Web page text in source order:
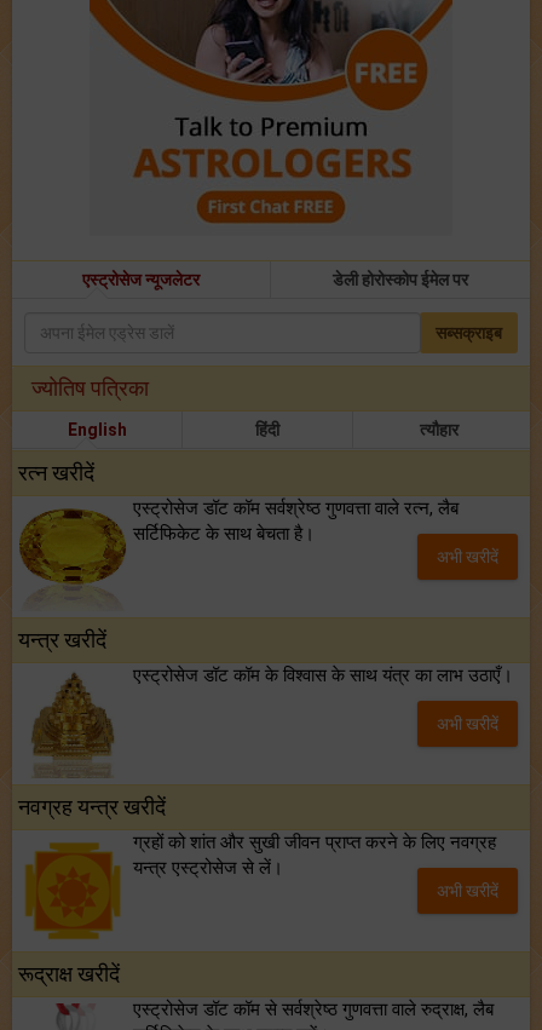
एस्ट्रोसेज न्यूजलेटर डेली होरोस्कोप ईमेल पर
सब्सक्राइब
ज्योतिष पत्रिका
English हिंदी त्यौहार
रत्न खरीदें
एस्ट्रोसेज डॉट कॉम सर्वश्रेष्ठ गुणवत्ता वाले रत्न, लैब
सर्टिफिकेट के साथ बेचता है।
अभी खरीदें
यन्त्र खरीदें
एस्ट्रोसेज डॉट कॉम के विश्वास के साथ यंत्र का लाभ उठाएँ।
अभी खरीदें
नवग्रह यन्त्र खरीदें
ग्रहों को शांत और सुखी जीवन प्राप्त करने के लिए नवग्रह
यन्त्र एस्ट्रोसेज से लें।
अभी खरीदें
रूद्राक्ष खरीदें
एस्ट्रोसेज डॉट कॉम से सर्वश्रेष्ठ गुणवत्ता वाले रुद्राक्ष, लैब